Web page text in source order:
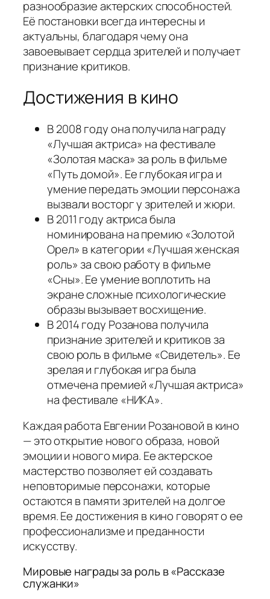
разнообразие актерских способностей.
Её постановки всегда интересны и
актуальны, благодаря чему она
завоевывает сердца зрителей и получает
признание критиков.
Достижения в кино
В 2008 году она получила награду
«Лучшая актриса» на фестивале
«Золотая маска» за роль в фильме
«Путь домой». Ее глубокая игра и
умение передать эмоции персонажа
вызвали восторг у зрителей и жюри.
В 2011 году актриса была
номинирована на премию «Золотой
Орел» в категории «Лучшая женская
роль» за свою работу в фильме
«Сны». Ее умение воплотить на
экране сложные психологические
образы вызывает восхищение.
В 2014 году Розанова получила
признание зрителей и критиков за
свою роль в фильме «Свидетель». Ее
зрелая и глубокая игра была
отмечена премией «Лучшая актриса»
на фестивале «НИКА».
Каждая работа Евгении Розановой в кино
— это открытие нового образа, новой
эмоции и нового мира. Ее актерское
мастерство позволяет ей создавать
неповторимые персонажи, которые
остаются в памяти зрителей на долгое
время. Ее достижения в кино говорят о ее
профессионализме и преданности
искусству.
Мировые награды за роль в «Рассказе
служанки»